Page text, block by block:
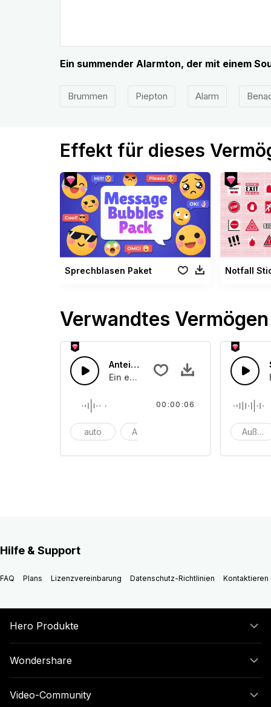
Ein summender Alarmton, der mit einem
Brummen Piepton Alarm
Effekt für dieses
Sprechblasen Paket Notfall
Verwandtes Vermögen
Anteigende Autogeräusche
Ein elektronischer Pfeifton, der mit
auto Autos
00:00:06
Hilfe & Support
FAQ Plans Lizenzvereinbarung Datenschutz-Richtlinien Kontaktieren
Hero Produkte
Wondershare
Video-Community